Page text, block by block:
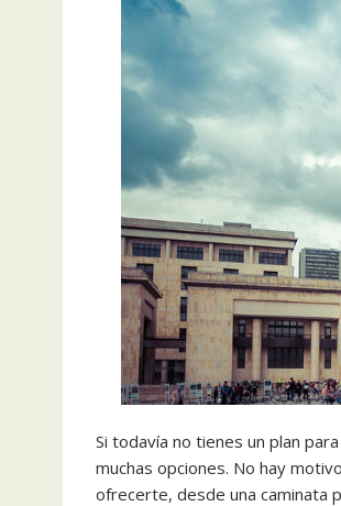
Si todavía no tienes un plan
muchas opciones. No hay
ofrecerte, desde una caminata